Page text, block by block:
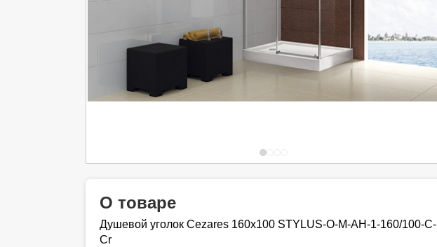
О товаре
Душевой уголок Cezares 160х100 STYLUS-O-M-AH-1-160/100-C-
Cr